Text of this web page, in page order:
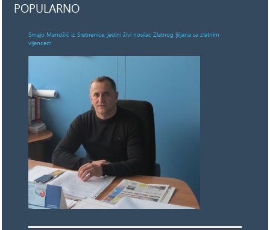
POPULARNO
Smajo Mandžić iz Srebrenice, jedini živi nosilac Zlatnog ljiljana sa zlatnim
vijencem